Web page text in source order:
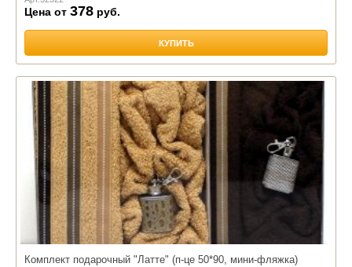
Цена от 378 руб.
КУПИТЬ
Комплект подарочный "Латте" (п-це 50*90, мини-фляжка)